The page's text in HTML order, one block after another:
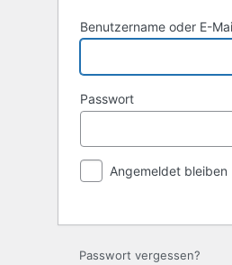
Benutzername oder E-
Passwort
Angemeldet bleiben
Passwort vergessen?